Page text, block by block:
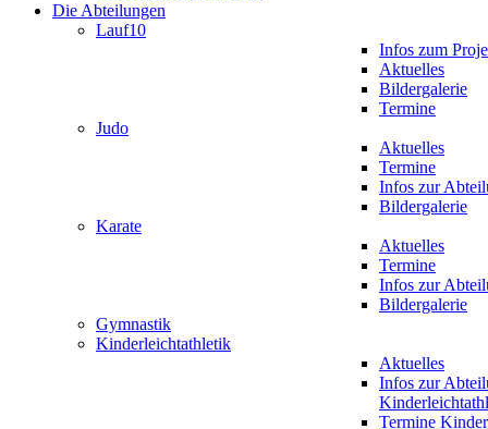
Die Abteilungen
Lauf10
Infos zum
Aktuelles
Bildergalerie
Termine
Judo
Aktuelles
Termine
Infos zur
Bildergalerie
Karate
Aktuelles
Termine
Infos zur
Bildergalerie
Gymnastik
Kinderleichtathletik
Aktuelles
Infos zur
Termine